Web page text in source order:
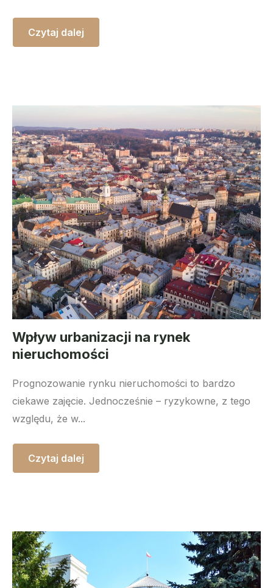
Czytaj dalej
Wpływ urbanizacji na rynek
nieruchomości
Prognozowanie rynku nieruchomości to bardzo
ciekawe zajęcie. Jednocześnie – ryzykowne, z tego
względu, że w...
Czytaj dalej